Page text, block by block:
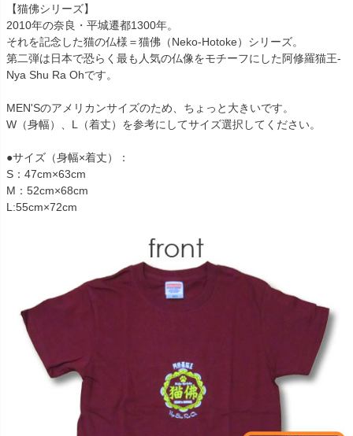
【猫佛シリーズ】
2010年の奈良・平城遷都1300年。
それを記念した猫の仏様＝猫佛（Neko-Hotoke）シリーズ。
第二弾は日本で恐らく最も人気の仏像をモチーフにした阿修羅猫王-
Nya Shu Ra Ohです。
MEN'Sのアメリカンサイズのため、ちょっと大きいです。
W（身幅）、L（着丈）を参考にしてサイズ選択してください。
●サイズ（身幅×着丈）：
S：47cm×63cm
M：52cm×68cm
L:55cm×72cm